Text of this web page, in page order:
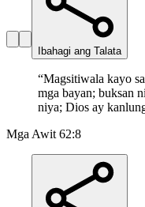
Ibahagi ang Talata
“Magsitiwala kayo
mga bayan; buksan
niya; Dios ay
Mga Awit 62:8